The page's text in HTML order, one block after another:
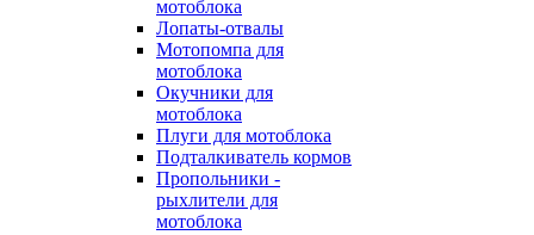
мотоблока
Лопаты-отвалы
Мотопомпа для
мотоблока
Окучники для
мотоблока
Плуги для мотоблока
Подталкиватель кормов
Пропольники -
рыхлители для
мотоблока